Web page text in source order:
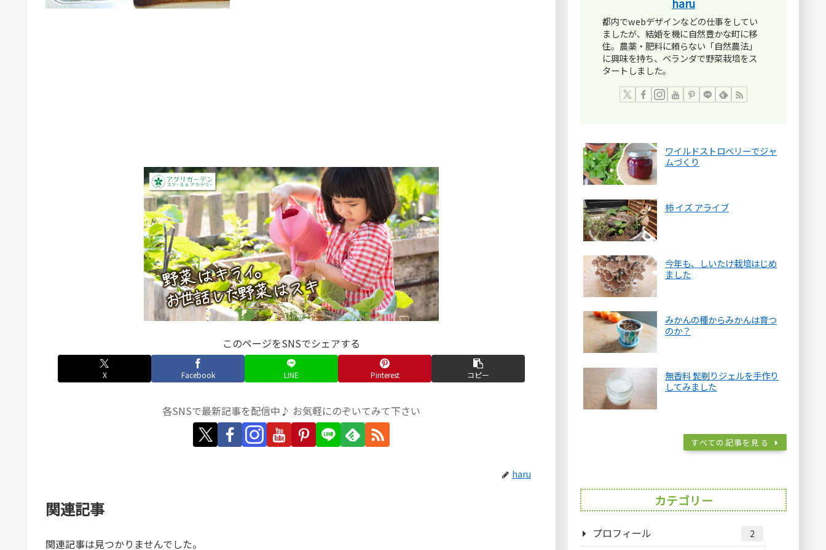
このページをSNSでシェアする
X Facebook LINE Pinterest コピー
各SNSで最新記事を配信中♪ お気軽にのぞいてみて下さい
haru
関連記事
関連記事は見つかりませんでした。
haru
都内でwebデザインなどの仕事をしてい
ましたが、結婚を機に自然豊かな町に移
住。農薬・肥料に頼らない「自然農法」
に興味を持ち、ベランダで野菜栽培をス
タートしました。
ワイルドストロベリーでジャ
ムづくり
柿 イズ アライブ
今年も、しいたけ栽培はじめ
ました
みかんの種からみかんは育つ
のか？
無香料 髭剃りジェルを手作り
してみました
すべての記事を見る
カテゴリー
プロフィール 2